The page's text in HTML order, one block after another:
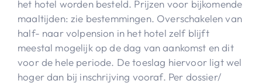
het hotel worden besteld. Prijzen voor bijkomende
maaltijden: zie bestemmingen. Overschakelen van
half- naar volpension in het hotel zelf blijft
meestal mogelijk op de dag van aankomst en dit
voor de hele periode. De toeslag hiervoor ligt wel
hoger dan bij inschrijving vooraf. Per dossier/